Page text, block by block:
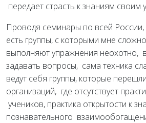
передает страсть к знаниям своим
Проводя семинары по всей
есть группы, с которыми мне
выполняют упражнения неохотно,
задавать вопросы, сама техника
ведут себя группы, которые
организаций, где отсутствует
учеников, практика открытости к
познавательного